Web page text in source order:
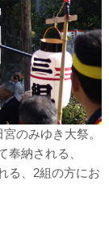
のみゆき大祭。
納される、
る、2組の方にお